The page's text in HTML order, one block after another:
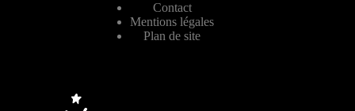
Contact
Mentions légales
Plan de site